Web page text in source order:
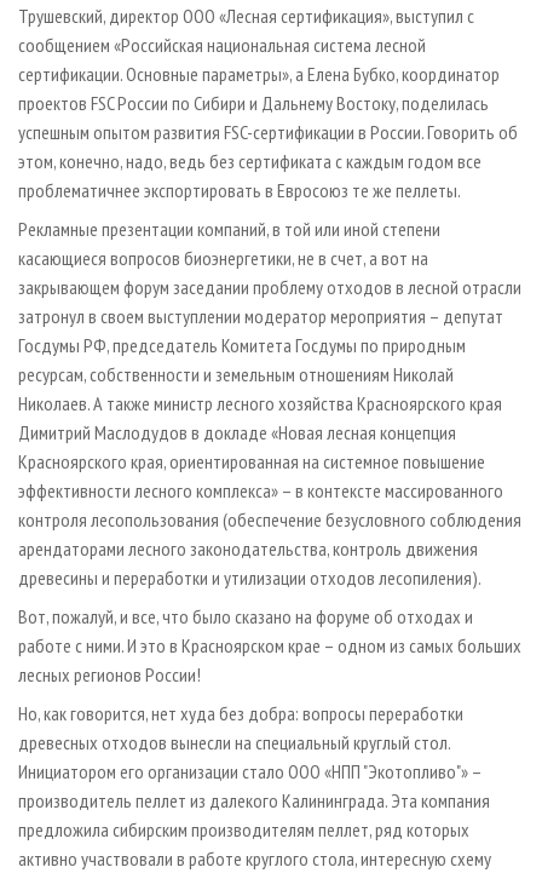
Трушевский, директор ООО «Лесная сертификация», выступил с
сообщением «Российская национальная система лесной
сертификации. Основные параметры», а Елена Бубко, координатор
проектов FSC России по Сибири и Дальнему Востоку, поделилась
успешным опытом развития FSC-сертификации в России. Говорить об
этом, конечно, надо, ведь без сертификата с каждым годом все
проблематичнее экспортировать в Евросоюз те же пеллеты.
Рекламные презентации компаний, в той или иной степени
касающиеся вопросов биоэнергетики, не в счет, а вот на
закрывающем форум заседании проблему отходов в лесной отрасли
затронул в своем выступлении модератор мероприятия – депутат
Госдумы РФ, председатель Комитета Госдумы по природным
ресурсам, собственности и земельным отношениям Николай
Николаев. А также министр лесного хозяйства Красноярского края
Димитрий Маслодудов в докладе «Новая лесная концепция
Красноярского края, ориентированная на системное повышение
эффективности лесного комплекса» – в контексте массированного
контроля лесопользования (обеспечение безусловного соблюдения
арендаторами лесного законодательства, контроль движения
древесины и переработки и утилизации отходов лесопиления).
Вот, пожалуй, и все, что было сказано на форуме об отходах и
работе с ними. И это в Красноярском крае – одном из самых больших
лесных регионов России!
Но, как говорится, нет худа без добра: вопросы переработки
древесных отходов вынесли на специальный круглый стол.
Инициатором его организации стало ООО «НПП "Экотопливо"» –
производитель пеллет из далекого Калининграда. Эта компания
предложила сибирским производителям пеллет, ряд которых
активно участвовали в работе круглого стола, интересную схему